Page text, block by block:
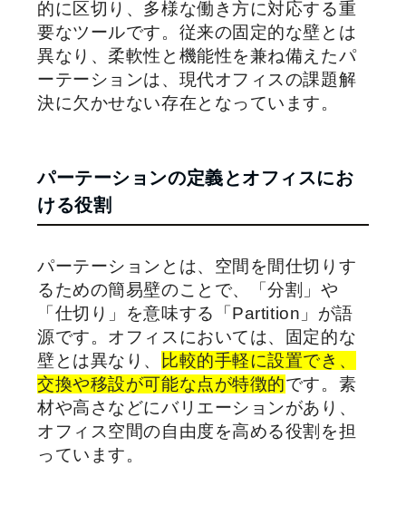
的に区切り、多様な働き方に対応する重
要なツールです。従来の固定的な壁とは
異なり、柔軟性と機能性を兼ね備えたパ
ーテーションは、現代オフィスの課題解
決に欠かせない存在となっています。
パーテーションの定義とオフィスにお
ける役割
パーテーションとは、空間を間仕切りす
るための簡易壁のことで、「分割」や
「仕切り」を意味する「Partition」が語
源です。オフィスにおいては、固定的な
壁とは異なり、
比較的手軽に設置でき、
交換や移設が可能な点が特徴的です。素
材や高さなどにバリエーションがあり、
オフィス空間の自由度を高める役割を担
っています。